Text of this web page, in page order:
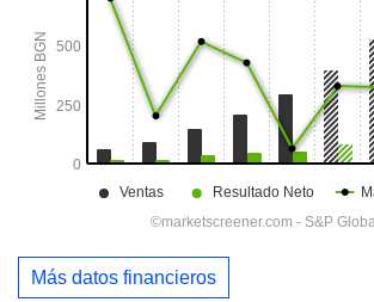
Más datos financieros